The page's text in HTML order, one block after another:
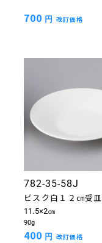
700 円 改訂価格
782-35-58J
ビスク白１２㎝受皿
11.5×2㎝
90g
400 円 改訂価格